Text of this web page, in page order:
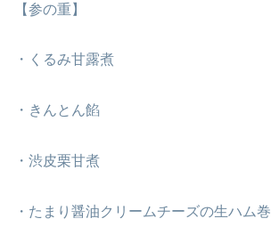
【参の重】
・くるみ甘露煮
・きんとん餡
・渋皮栗甘煮
・たまり醤油クリームチーズの生ハム巻